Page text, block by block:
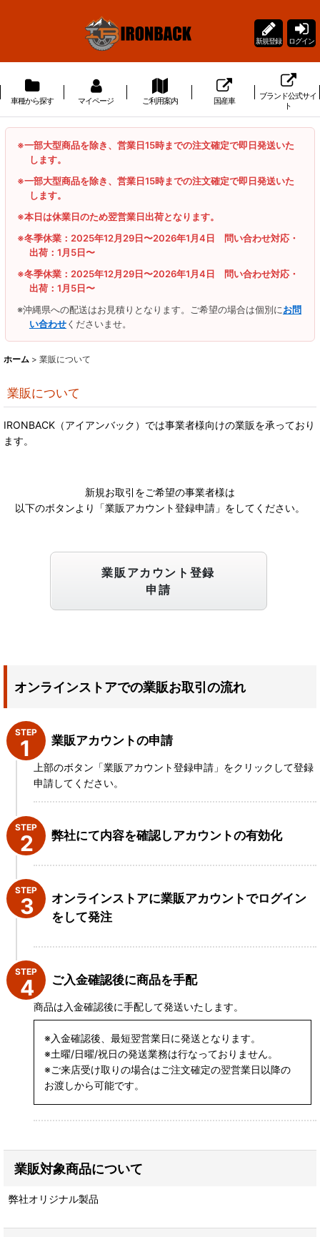
新規登録 ログイン
車種から探す マイページ ご利用案内 国産車
ブランド公式サイ
ト
※一部大型商品を除き、営業日15時までの注文確定で即日発送いた
します。
※一部大型商品を除き、営業日15時までの注文確定で即日発送いた
します。
※本日は休業日のため翌営業日出荷となります。
※冬季休業：2025年12月29日〜2026年1月4日 問い合わせ対応・
出荷：1月5日〜
※冬季休業：2025年12月29日〜2026年1月4日 問い合わせ対応・
出荷：1月5日〜
※沖縄県への配送はお見積りとなります。ご希望の場合は個別にお問
い合わせくださいませ。
ホーム > 業販について
業販について
IRONBACK（アイアンバック）では事業者様向けの業販を承っており
ます。
新規お取引をご希望の事業者様は
以下のボタンより「業販アカウント登録申請」をしてください。
業販アカウント登録
申請
オンラインストアでの業販お取引の流れ
STEP
業販アカウントの申請
上部のボタン「業販アカウント登録申請」をクリックして登録
申請してください。
STEP
弊社にて内容を確認しアカウントの有効化
STEP
オンラインストアに業販アカウントでログイン
をして発注
STEP
ご入金確認後に商品を手配
商品は入金確認後に手配して発送いたします。
※入金確認後、最短翌営業日に発送となります。
※土曜/日曜/祝日の発送業務は行なっておりません。
※ご来店受け取りの場合はご注文確定の翌営業日以降の
お渡しから可能です。
業販対象商品について
弊社オリジナル製品